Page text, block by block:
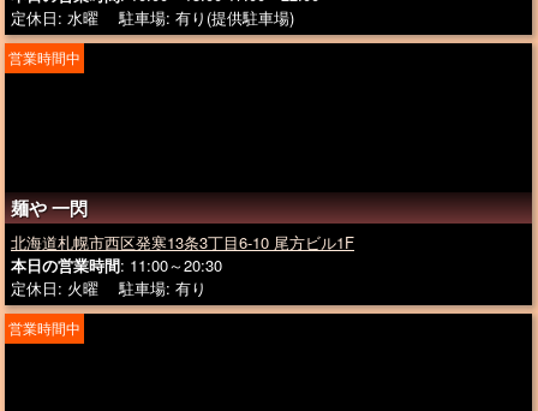
定休日: 水曜 駐車場: 有り(提供駐車場)
麺や 一閃
営業時間中
北海道札幌市西区発寒13条3丁目6-10 尾方ビル1F
本日の営業時間: 11:00～20:30
定休日: 火曜 駐車場: 有り
営業時間中